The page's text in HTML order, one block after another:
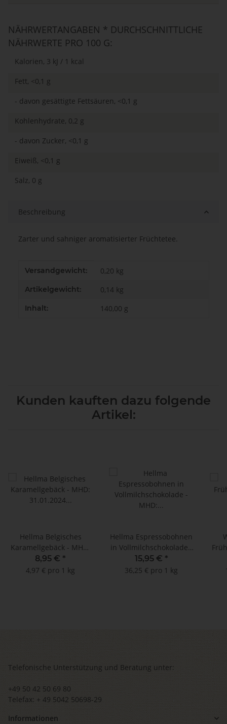
NÄHRWERTANGABEN * DURCHSCHNITTLICHE
NÄHRWERTE PRO 100 G:
Kalorien, 3 kJ / 1 kcal
Fett, <0,1 g
- davon gesättigte Fettsäuren, <0,1 g
Kohlenhydrate, 0,2 g
- davon Zucker, <0,1 g
Eiweiß, <0,1 g
Salz, 0 g
Beschreibung
Zarter und sahniger aromatisierter Früchtetee.
Produkteigenschaft
Wert
Versandgewicht: 0,20 kg
Artikelgewicht: 0,14 kg
Inhalt: 140,00 g
Kunden kauften dazu folgende
Artikel:
Hellma Belgisches
Karamellgebäck - MHD:
31.01.2024 (300 Stück)
8,95 € *
4,97 € pro 1 kg
Hellma Espressobohnen
in Vollmilchschokolade -
MHD: 31.03.2025 (ca.
380 Stück)
15,95 € *
36,25 € pro 1 kg
Telefonische Unterstützung und Beratung unter:
+49 50 42 50 69 80
Telefax: + 49 5042 50698-29
Informationen